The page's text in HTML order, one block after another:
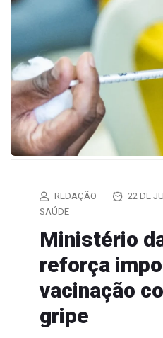
REDAÇÃO
22 DE
SAÚDE
Ministério
reforça
vacinação
gripe